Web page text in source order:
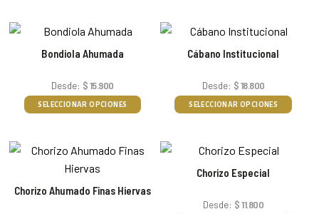
Bondiola Ahumada
Desde: $15.900
SELECCIONAR OPCIONES
Cábano Institucional
Desde: $18.800
SELECCIONAR OPCIONES
Chorizo Ahumado Finas Hiervas
Chorizo Especial
Desde: $11.800